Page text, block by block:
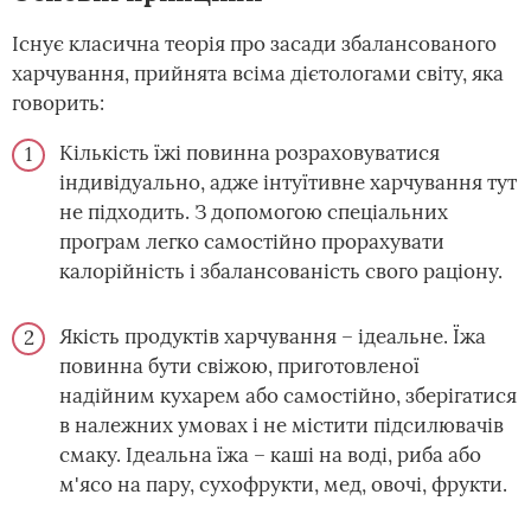
Існує класична теорія про засади збалансованого
харчування, прийнята всіма дієтологами світу, яка
говорить:
Кількість їжі повинна розраховуватися
індивідуально, адже інтуїтивне харчування тут
не підходить. З допомогою спеціальних
програм легко самостійно прорахувати
калорійність і збалансованість свого раціону.
Якість продуктів харчування – ідеальне. Їжа
повинна бути свіжою, приготовленої
надійним кухарем або самостійно, зберігатися
в належних умовах і не містити підсилювачів
смаку. Ідеальна їжа – каші на воді, риба або
м'ясо на пару, сухофрукти, мед, овочі, фрукти.